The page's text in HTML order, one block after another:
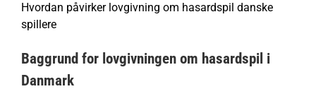
Hvordan påvirker lovgivning om hasardspil danske
spillere
Baggrund for lovgivningen om hasardspil i
Danmark